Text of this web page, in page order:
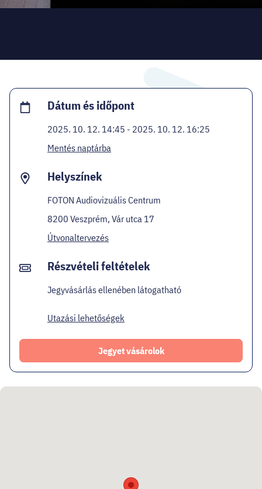
Dátum és időpont
2025. 10. 12. 14:45 - 2025. 10. 12. 16:25
Mentés naptárba
Helyszínek
FOTON Audiovizuális Centrum
8200 Veszprém, Vár utca 17
Útvonaltervezés
Részvételi feltételek
Jegyvásárlás ellenében látogatható
Utazási lehetőségek
Jegyet vásárolok